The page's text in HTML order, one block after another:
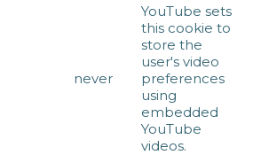
never
YouTube sets
this cookie to
store the
user's video
preferences
using
embedded
YouTube
videos.